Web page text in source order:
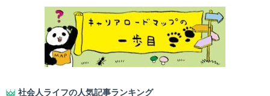
社会人ライフの人気記事ランキング